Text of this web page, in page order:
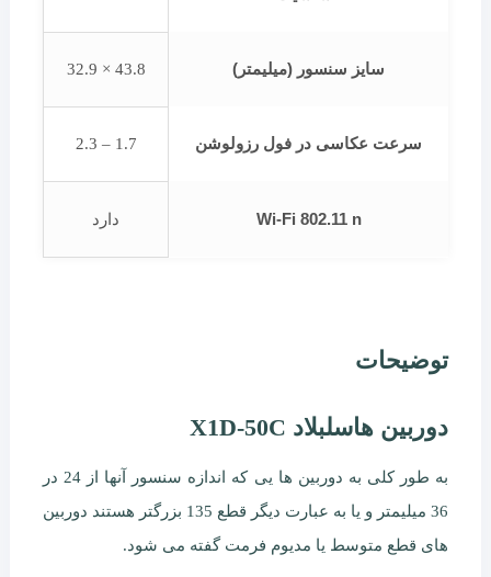
توضیحات
دوربین هاسلبلاد X1D-50C
به طور کلی به دوربین ها یی که اندازه سنسور آنها از 24 در
36 میلیمتر و یا به عبارت دیگر قطع 135 بزرگتر هستند دوربین
های قطع متوسط یا مدیوم فرمت گفته می شود.
سایز سنسور (میلیمتر) 43.8 × 32.9
سرعت عکاسی در فول رزولوشن 1.7 – 2.3
Wi-Fi 802.11 n دارد